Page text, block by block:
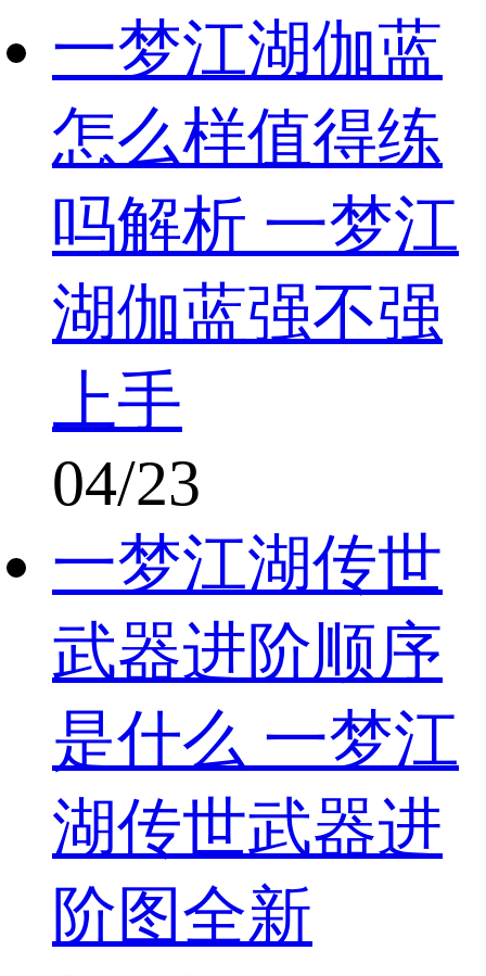
一梦江湖伽蓝
怎么样值得练
吗解析 一梦江
湖伽蓝强不强
上手
04/23
一梦江湖传世
武器进阶顺序
是什么 一梦江
湖传世武器进
阶图全新